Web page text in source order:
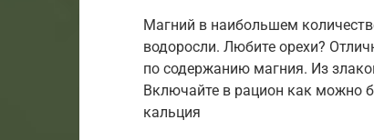
Магний в наибольшем
водоросли. Любите орехи?
по содержанию магния. Из
Включайте в рацион как можно
кальция